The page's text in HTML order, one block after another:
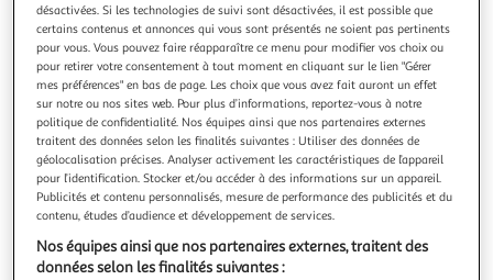
5.0 (1)
ALWAYS
Ultra Day Serviettes hygiéniques avec long ailettes
48 serviettes
Vous voulez connaître le prix de ce produit ?
désactivées. Si les technologies de suivi sont désactivées, il est possible que
certains contenus et annonces qui vous sont présentés ne soient pas pertinents
pour vous. Vous pouvez faire réapparaître ce menu pour modifier vos choix ou
pour retirer votre consentement à tout moment en cliquant sur le lien "Gérer
mes préférences" en bas de page. Les choix que vous avez fait auront un effet
sur notre ou nos sites web. Pour plus d’informations, reportez-vous à notre
politique de confidentialité. Nos équipes ainsi que nos partenaires externes
traitent des données selon les finalités suivantes : Utiliser des données de
géolocalisation précises. Analyser activement les caractéristiques de l’appareil
pour l’identification. Stocker et/ou accéder à des informations sur un appareil.
Publicités et contenu personnalisés, mesure de performance des publicités et du
contenu, études d’audience et développement de services.
Nos équipes ainsi que nos partenaires externes, traitent des
données selon les finalités suivantes :